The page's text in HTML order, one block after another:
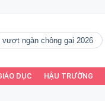
vượt ngàn chông gai 2026
DỤC HẬU TRƯỜNG